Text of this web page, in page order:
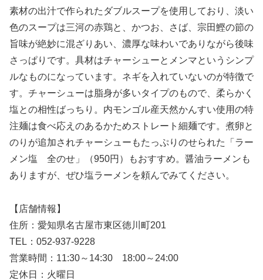
素材の出汁で作られたダブルスープを使用しており、淡い
色のスープは三河の赤鶏と、かつお、さば、宗田鰹の節の
旨味が絶妙に混ざりあい、濃厚な味わいでありながら後味
さっぱりです。具材はチャーシューとメンマというシンプ
ルなものになっています。ネギを入れていないのが特徴で
す。チャーシューは脂身が多いタイプのもので、柔らかく
塩との相性ばっちり。内モンゴル産天然かんすい使用の特
注麺は食べ応えのあるかためストレート細麺です。煮卵と
のりが追加されチャーシューもたっぷりのせられた「ラー
メン塩 全のせ」（950円）もおすすめ。醤油ラーメンも
ありますが、ぜひ塩ラーメンを頼んでみてください。
【店舗情報】
住所：愛知県名古屋市東区徳川町201
TEL：052-937-9228
営業時間：11:30～14:30 18:00～24:00
定休日：火曜日